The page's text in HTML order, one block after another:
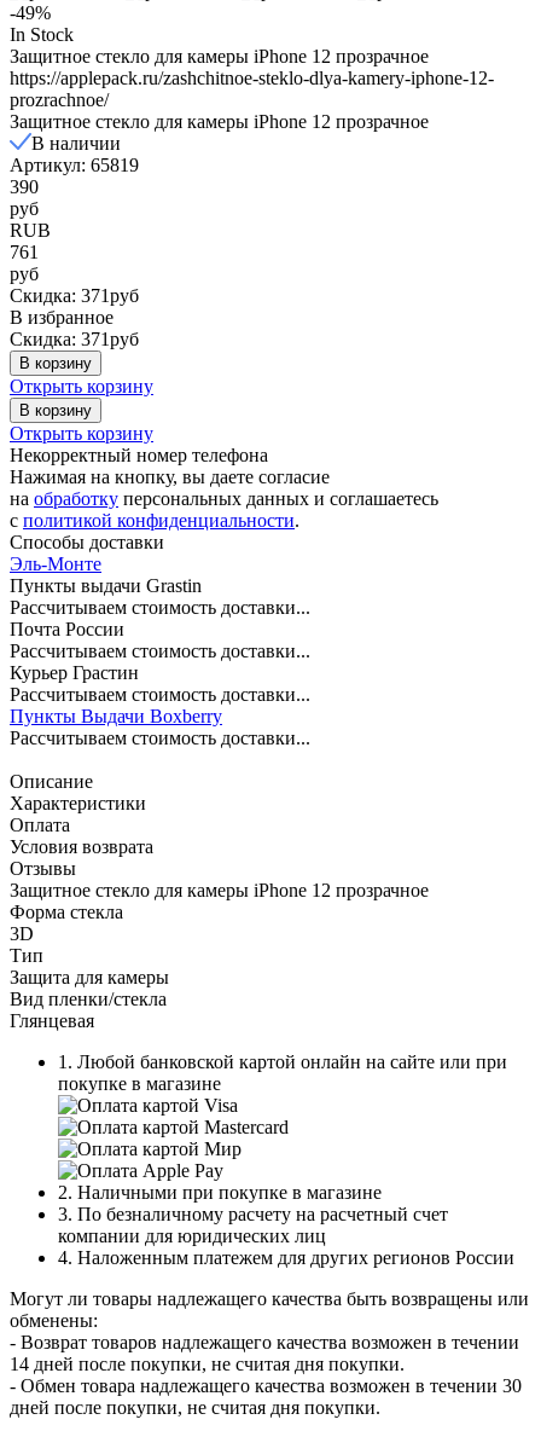
-49%
In Stock
Защитное стекло для камеры iPhone 12 прозрачное
https://applepack.ru/zashchitnoe-steklo-dlya-kamery-iphone-12-
prozrachnoe/
Защитное стекло для камеры iPhone 12 прозрачное
В наличии
Артикул: 65819
390
руб
RUB
761
руб
Скидка: 371руб
В избранное
Скидка: 371руб
В корзину
Открыть корзину
В корзину
Открыть корзину
Некорректный номер телефона
Нажимая на кнопку, вы даете согласие
на обработку персональных данных и соглашаетесь
c политикой конфиденциальности.
Способы доставки
Эль-Монте
Пункты выдачи Grastin
Рассчитываем стоимость доставки...
Почта России
Рассчитываем стоимость доставки...
Курьер Грастин
Рассчитываем стоимость доставки...
Пункты Выдачи Boxberry
Рассчитываем стоимость доставки...
Описание
Характеристики
Оплата
Условия возврата
Отзывы
Защитное стекло для камеры iPhone 12 прозрачное
Форма стекла
3D
Тип
Защита для камеры
Вид пленки/стекла
Глянцевая
1. Любой банковской картой онлайн на сайте или при
покупке в магазине
2. Наличными при покупке в магазине
3. По безналичному расчету на расчетный счет
компании для юридических лиц
4. Наложенным платежем для других регионов России
Могут ли товары надлежащего качества быть возвращены или
обменены:
- Возврат товаров надлежащего качества возможен в течении
14 дней после покупки, не считая дня покупки.
- Обмен товара надлежащего качества возможен в течении 30
дней после покупки, не считая дня покупки.